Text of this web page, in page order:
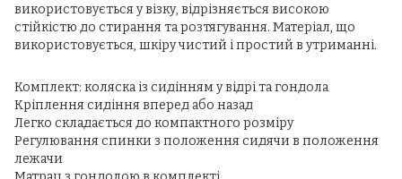
використовується у візку, відрізняється високою
стійкістю до стирання та розтягування. Матеріал, що
використовується, шкіру чистий і простий в утриманні.
Комплект: коляска із сидінням у відрі та гондола
Кріплення сидіння вперед або назад
Легко складається до компактного розміру
Регулювання спинки з положення сидячи в положення
лежачи